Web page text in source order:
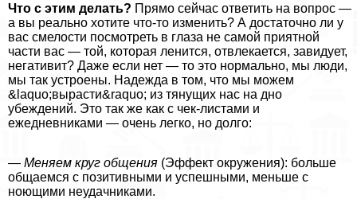
Что с этим делать? Прямо сейчас ответить на вопрос —
а вы реально хотите что-то изменить? А достаточно ли у
вас смелости посмотреть в глаза не самой приятной
части вас — той, которая ленится, отвлекается, завидует,
негативит? Даже если нет — то это нормально, мы люди,
мы так устроены. Надежда в том, что мы можем
&laquo;вырасти&raquo; из тянущих нас на дно
убеждений. Это так же как с чек-листами и
ежедневниками — очень легко, но долго:
— Меняем круг общения (Эффект окружения): больше
общаемся с позитивными и успешными, меньше с
ноющими неудачниками.